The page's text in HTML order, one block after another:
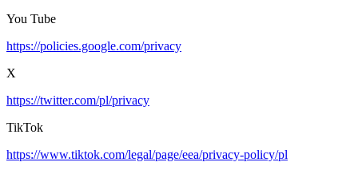
You Tube
https://policies.google.com/privacy
X
https://twitter.com/pl/privacy
TikTok
https://www.tiktok.com/legal/page/eea/privacy-policy/pl